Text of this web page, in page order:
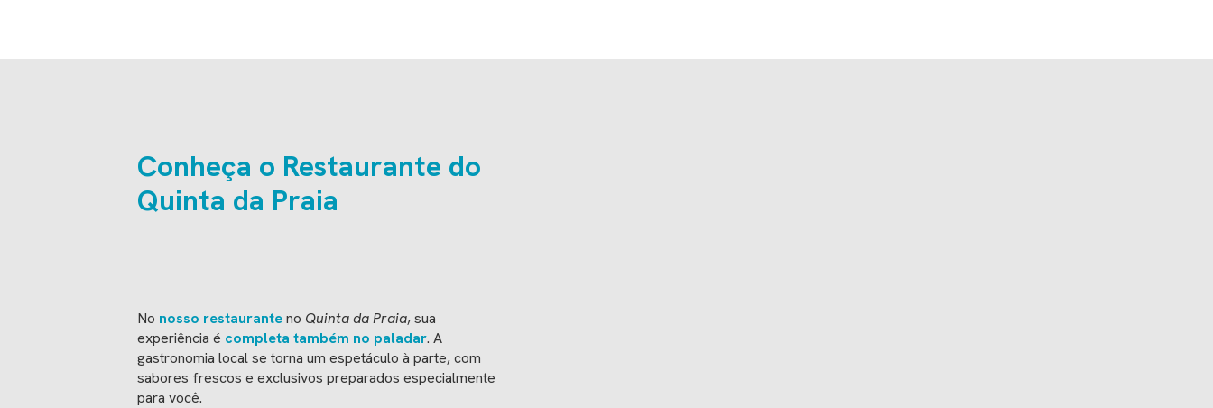
Conheça o Restaurante do
Quinta da Praia
No nosso restauranteno Quinta da Praia, sua
experiência é completa também no paladar. A
gastronomia local se torna um espetáculo à parte, com
sabores frescos e exclusivos preparados especialmente
para você.